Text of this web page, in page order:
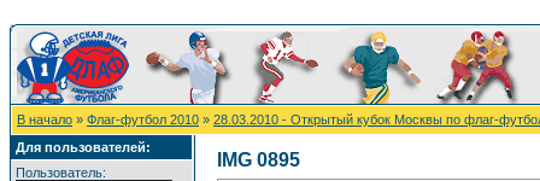
В начало » Флаг-футбол 2010 » 28.03.2010 - Открытый кубок Москвы по флаг-
Для пользователей:
Пользователь:
IMG 0895